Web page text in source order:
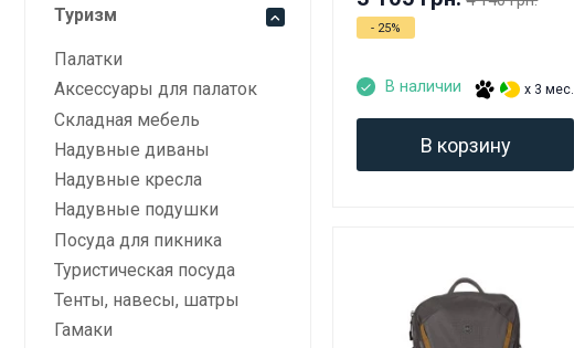
Туризм
Палатки
Аксессуары для палаток
Складная мебель
Надувные диваны
Надувные кресла
Надувные подушки
Посуда для пикника
Туристическая посуда
Тенты, навесы, шатры
Гамаки
- 25%
В наличии x 3 мес.
В корзину